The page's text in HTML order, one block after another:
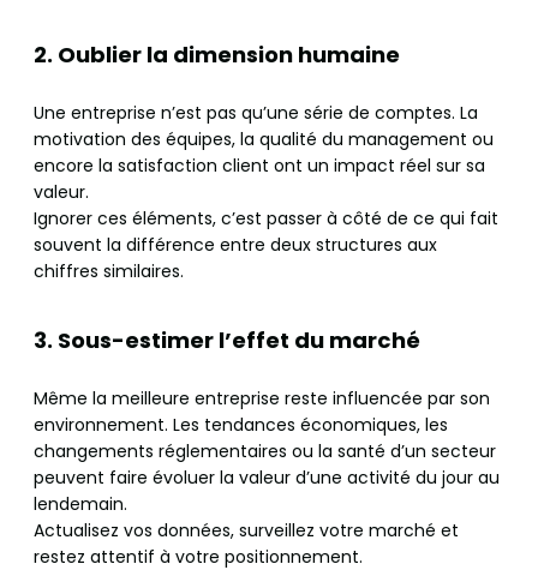
2. Oublier la dimension humaine
Une entreprise n’est pas qu’une série de comptes. La
motivation des équipes, la qualité du management ou
encore la satisfaction client ont un impact réel sur sa
valeur.
Ignorer ces éléments, c’est passer à côté de ce qui fait
souvent la différence entre deux structures aux
chiffres similaires.
3. Sous-estimer l’effet du marché
Même la meilleure entreprise reste influencée par son
environnement. Les tendances économiques, les
changements réglementaires ou la santé d’un secteur
peuvent faire évoluer la valeur d’une activité du jour au
lendemain.
Actualisez vos données, surveillez votre marché et
restez attentif à votre positionnement.